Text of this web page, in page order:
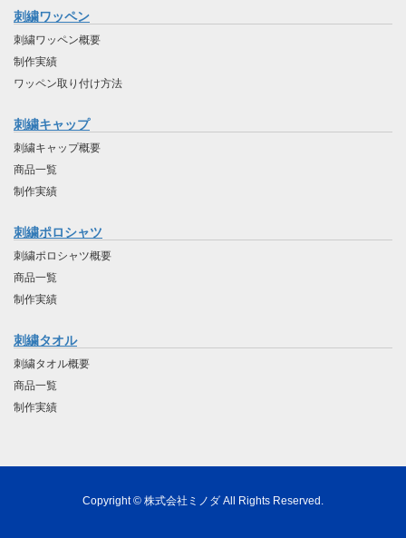
刺繍ワッペン
刺繍ワッペン概要
制作実績
ワッペン取り付け方法
刺繍キャップ
刺繍キャップ概要
商品一覧
制作実績
刺繍ポロシャツ
刺繍ポロシャツ概要
商品一覧
制作実績
刺繍タオル
刺繍タオル概要
商品一覧
制作実績
Copyright © 株式会社ミノダ All Rights Reserved.